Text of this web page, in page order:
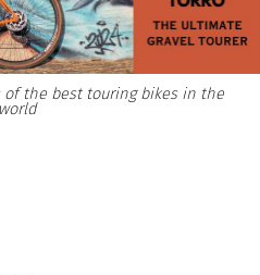
of the best touring bikes in the
world